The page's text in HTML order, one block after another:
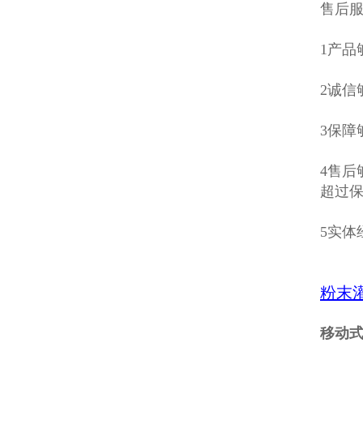
售后
1产品
2诚信
3保障
4售后
超过
5实体
粉末
移动